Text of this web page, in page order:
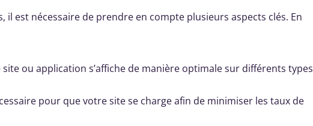
est nécessaire de prendre en compte plusieurs aspects clés. En
site ou application s’affiche de manière optimale sur différents types
pour que votre site se charge afin de minimiser les taux de